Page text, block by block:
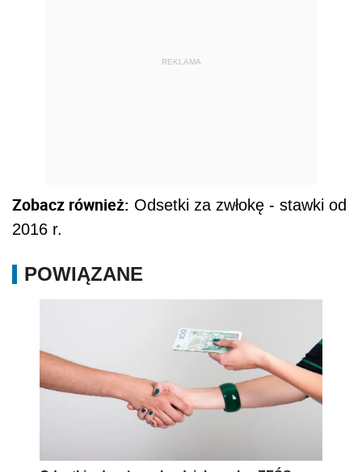
REKLAMA
Zobacz również: Odsetki za zwłokę - stawki od
2016 r.
POWIĄZANE